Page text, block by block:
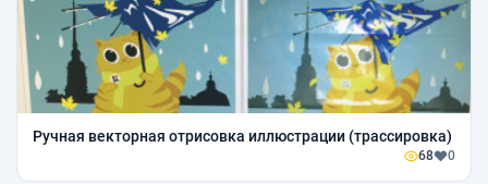
Ручная векторная отрисовка иллюстрации (трассировка)
68 0